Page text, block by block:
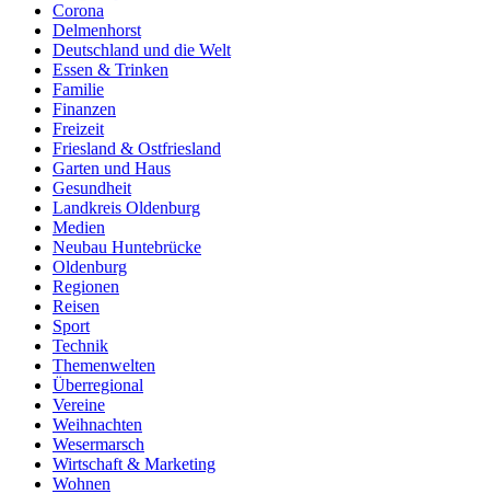
Corona
Delmenhorst
Deutschland und die Welt
Essen & Trinken
Familie
Finanzen
Freizeit
Friesland & Ostfriesland
Garten und Haus
Gesundheit
Landkreis Oldenburg
Medien
Neubau Huntebrücke
Oldenburg
Regionen
Reisen
Sport
Technik
Themenwelten
Überregional
Vereine
Weihnachten
Wesermarsch
Wirtschaft & Marketing
Wohnen